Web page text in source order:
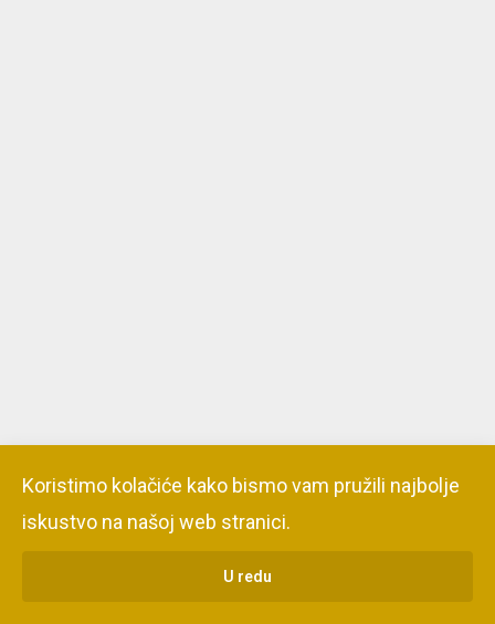
Koristimo kolačiće kako bismo vam pružili najbolje
iskustvo na našoj web stranici.
U redu